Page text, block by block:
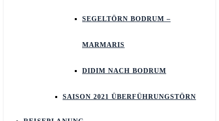
SEGELTÖRN BODRUM –
MARMARIS
DIDIM NACH BODRUM
SAISON 2021 ÜBERFÜHRUNGSTÖRN